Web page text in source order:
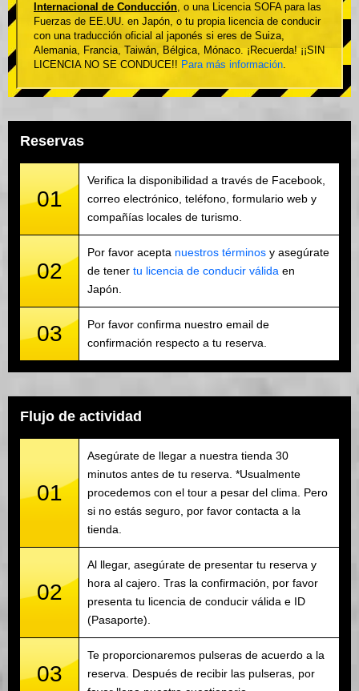
Internacional de Conducción, o una Licencia SOFA para las
Fuerzas de EE.UU. en Japón, o tu propia licencia de conducir
con una traducción oficial al japonés si eres de Suiza,
Alemania, Francia, Taiwán, Bélgica, Mónaco. ¡Recuerda! ¡¡SIN
LICENCIA NO SE CONDUCE!! Para más información.
Reservas
01
Verifica la disponibilidad a través de Facebook,
correo electrónico, teléfono, formulario web y
compañías locales de turismo.
02
Por favor acepta nuestros términos y asegúrate
de tener tu licencia de conducir válida en
Japón.
03
Por favor confirma nuestro email de
confirmación respecto a tu reserva.
Flujo de actividad
01
Asegúrate de llegar a nuestra tienda 30
minutos antes de tu reserva. *Usualmente
procedemos con el tour a pesar del clima. Pero
si no estás seguro, por favor contacta a la
tienda.
02
Al llegar, asegúrate de presentar tu reserva y
hora al cajero. Tras la confirmación, por favor
presenta tu licencia de conducir válida e ID
(Pasaporte).
03
Te proporcionaremos pulseras de acuerdo a la
reserva. Después de recibir las pulseras, por